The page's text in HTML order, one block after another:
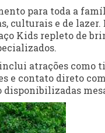
para toda a
e de lazer.
Kids repleto de
atrações como
e contato direto